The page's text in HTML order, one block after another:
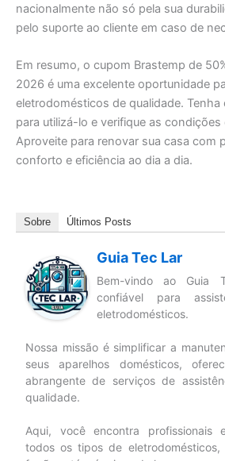
nacionalmente não só pela sua
pelo suporte ao cliente em caso de
Em resumo, o cupom Brastemp de
2026 é uma excelente oportunidade
eletrodomésticos de qualidade.
para utilizá-lo e verifique as condições
Aproveite para renovar sua casa com
conforto e eficiência ao dia a dia.
Sobre Últimos Posts
Guia Tec Lar
Bem-vindo ao Guia
confiável para
eletrodomésticos.
Nossa missão é simplificar a
seus aparelhos domésticos,
abrangente de serviços de
qualidade.
Aqui, você encontra profissionais
todos os tipos de